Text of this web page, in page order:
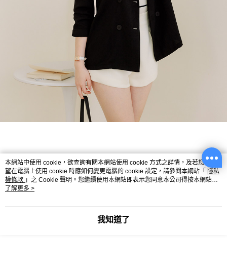
本網站中使用 cookie，欲查詢有關本網站使用 cookie 方式之詳情，及若您不希
望在電腦上使用 cookie 時應如何變更電腦的 cookie 設定，請參閱本網站「 隱私
權條款 」之 Cookie 聲明。您繼續使用本網站即表示您同意本公司得按本網站使
用條款之 Cookie 聲明使用 cookie。
了解更多 >
我知道了